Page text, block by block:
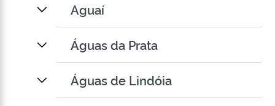
Aguaí
Águas da Prata
Águas de Lindóia